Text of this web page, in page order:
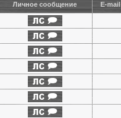
Личное сообщение E-